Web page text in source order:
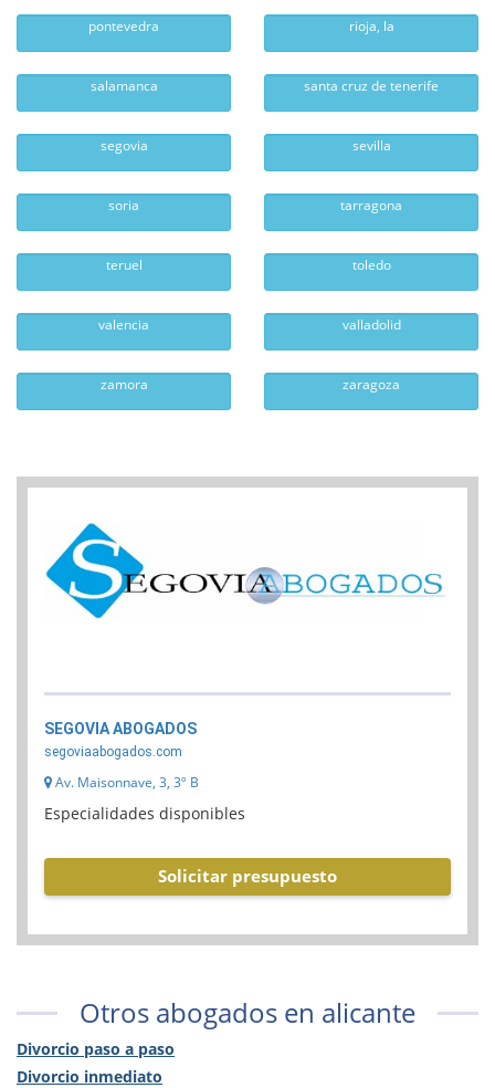
pontevedra rioja, la
salamanca santa cruz de tenerife
segovia sevilla
soria tarragona
teruel toledo
valencia valladolid
zamora zaragoza
SEGOVIA ABOGADOS
segoviaabogados.com
Av. Maisonnave, 3, 3º B
Especialidades disponibles
Solicitar presupuesto
Otros abogados en alicante
Divorcio paso a paso
Divorcio inmediato